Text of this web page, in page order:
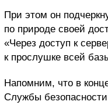
При этом он
по природе своей
«Через доступ к
к прослушке всей
Напомним, что в
Службы